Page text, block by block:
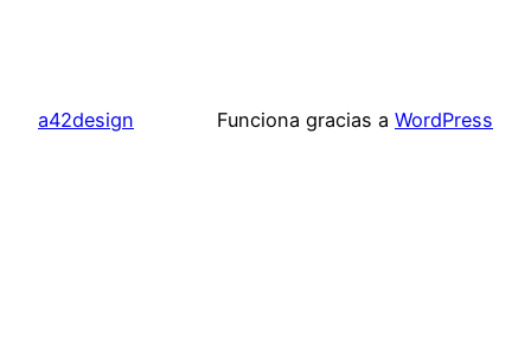
a42design Funciona gracias a WordPress